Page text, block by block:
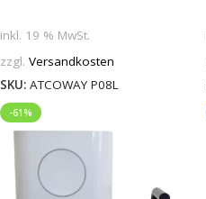
inkl. 19 % MwSt.
zzgl. Versandkosten
SKU: ATCOWAY P08L
-61%